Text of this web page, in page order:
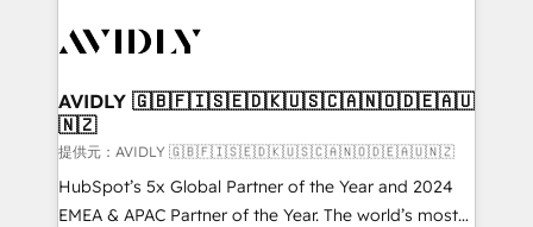
CRM and webdesign (We focus on EMEA - USA
AVIDLY 🇬🇧🇫🇮🇸🇪🇩🇰🇺🇸🇨🇦🇳🇴🇩🇪🇦🇺
🇳🇿
提供元：AVIDLY 🇬🇧🇫🇮🇸🇪🇩🇰🇺🇸🇨🇦🇳🇴🇩🇪🇦🇺🇳🇿
HubSpot’s 5x Global Partner of the Year and 2024
EMEA & APAC Partner of the Year. The world’s most